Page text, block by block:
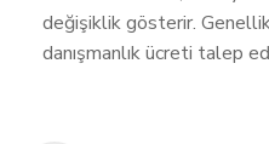
değişiklik gösterir.
danışmanlık ücreti talep